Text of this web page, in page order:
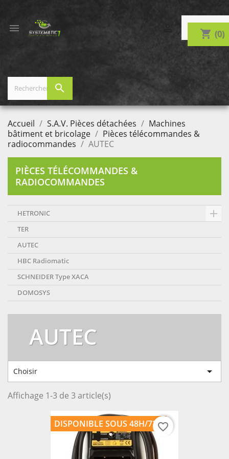
 shopping_cart (0)
search
Accueil S.A.V. Pièces détachées
Machines
bâtiment et bricolage
Pièces télécommandes &
radiocommandes
AUTEC
PIÈCES TÉLÉCOMMANDES &
RADIOCOMMANDES
HETRONIC 
TER
AUTEC
HBC Radiomatic
SCHNEIDER Type XACA
DOMOSYS
AUTEC
Choisir 
Affichage 1-3 de 3 article(s)
DISPONIBLE SOUS 48H/72Hfavorite_border